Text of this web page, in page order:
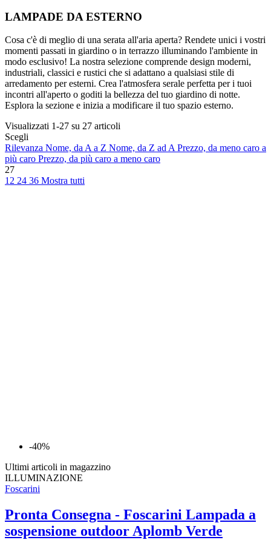
LAMPADE DA ESTERNO
Cosa c'è di meglio di una serata all'aria aperta? Rendete unici i vostri
momenti passati in giardino o in terrazzo illuminando l'ambiente in
modo esclusivo! La nostra selezione comprende design moderni,
industriali, classici e rustici che si adattano a qualsiasi stile di
arredamento per esterni. Crea l'atmosfera serale perfetta per i tuoi
incontri all'aperto o goditi la bellezza del tuo giardino di notte.
Esplora la sezione e inizia a modificare il tuo spazio esterno.
Visualizzati 1-27 su 27 articoli
Scegli
Rilevanza Nome, da A a Z Nome, da Z ad APrezzo, da meno caro a
più caro Prezzo, da più caro a meno caro
27
12 24 36 Mostra tutti
-40%
Ultimi articoli in magazzino
ILLUMINAZIONE
Foscarini
Pronta Consegna - Foscarini Lampada a
sospensione outdoor Aplomb Verde